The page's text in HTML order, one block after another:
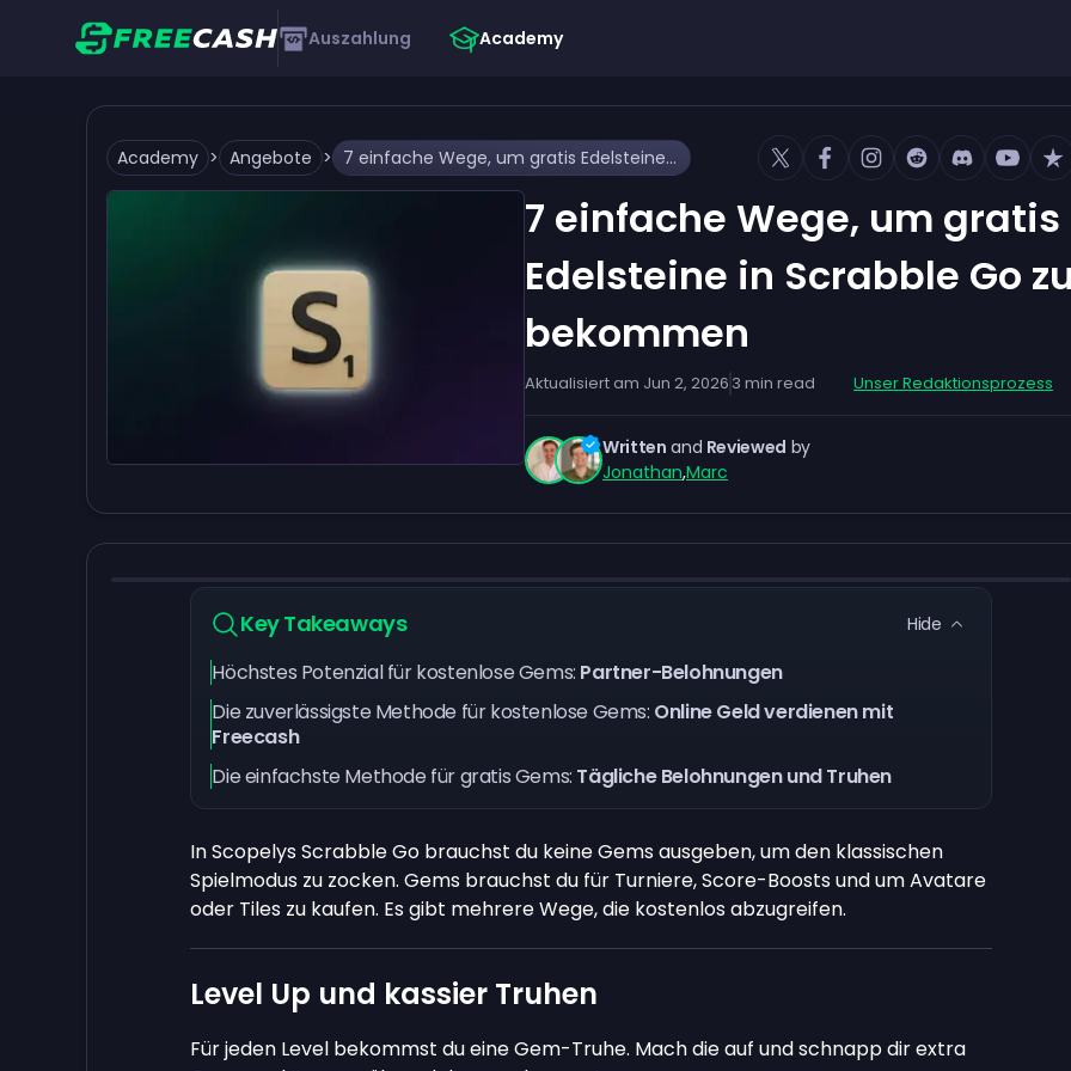
Auszahlung Academy
Academy > Angebote > 7 einfache Wege, um gratis Edelsteine in Scrabble Go zu bekommen
7 einfache Wege, um gratis
Edelsteine in Scrabble Go zu
bekommen
Aktualisiert am Jun 2, 2026 3 min read Unser Redaktionsprozess
Written and Reviewed by
Jonathan,Marc
Key Takeaways Hide
Höchstes Potenzial für kostenlose Gems: Partner-Belohnungen
Die zuverlässigste Methode für kostenlose Gems: Online Geld verdienen mit
Freecash
Die einfachste Methode für gratis Gems: Tägliche Belohnungen und Truhen
In Scopelys Scrabble Go brauchst du keine Gems ausgeben, um den klassischen
Spielmodus zu zocken. Gems brauchst du für Turniere, Score-Boosts und um Avatare
oder Tiles zu kaufen. Es gibt mehrere Wege, die kostenlos abzugreifen.
Level Up und kassier Truhen
Für jeden Level bekommst du eine Gem-Truhe. Mach die auf und schnapp dir extra